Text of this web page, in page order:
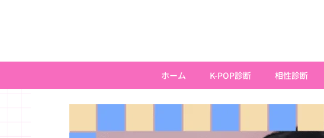
キ
プ
ホーム K-POP診断 相性診断